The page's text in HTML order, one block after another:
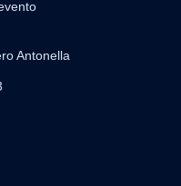
Antonella